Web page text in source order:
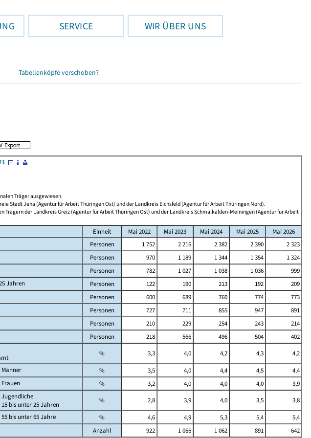
SERVICE WIR ÜBER UNS
Tabellenköpfe verschoben?
Träger ausgewiesen.
Stadt Jena (Agentur für Arbeit Thüringen Ost) und der Landkreis Eichsfeld (Agentur für Arbeit Thüringen Nord).
der Landkreis Greiz (Agentur für Arbeit Thüringen Ost) und der Landkreis Schmalkalden-Meiningen (Agentur für Arbeit
Einheit Mai 2022 Mai 2023 Mai 2024 Mai 2025
Mai 2026
Personen 1 752 2 216 2 382 2 390
2 323
Personen 970 1 189 1 344 1 354
1 324
Personen 782 1 027 1 038 1 036
999
Jahren
Personen 122 190 213 192
209
Personen 600 689 760 774
773
Personen 727 711 855 947
891
Personen 210 229 254 243
214
Personen 218 566 496 504
402
% 3,3 4,0 4,2 4,3
4,2
Männer % 3,5 4,0 4,4 4,5
4,4
Frauen
% 3,2 4,0 4,0 4,0
3,9
Jugendliche
15 bis unter 25 Jahren
% 2,8 3,9 4,0 3,5
3,8
55 bis unter 65 Jahre
% 4,6 4,9 5,3 5,4
5,4
Anzahl 922 1 066 1 062 891 642